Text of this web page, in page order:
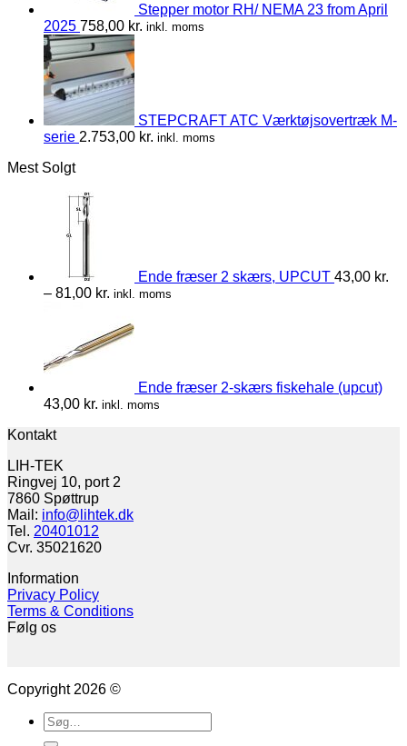
Stepper motor RH/ NEMA 23 from April
2025 758,00 kr. inkl. moms
STEPCRAFT ATC Værktøjsovertræk M-
serie 2.753,00 kr. inkl. moms
Mest Solgt
Ende fræser 2 skærs, UPCUT 43,00 kr.
– 81,00 kr. inkl. moms
Ende fræser 2-skærs fiskehale (upcut)
43,00 kr. inkl. moms
Kontakt
LIH-TEK
Ringvej 10, port 2
7860 Spøttrup
Mail: info@lihtek.dk
Tel. 20401012
Cvr. 35021620
Information
Privacy Policy
Terms & Conditions
Følg os
Copyright 2026 ©
Søg
efter: